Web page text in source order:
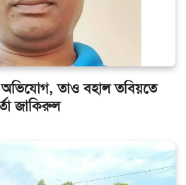
অভিযোগ, তাও বহাল তবিয়তে
জাকিরুল